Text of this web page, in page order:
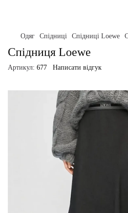
Одяг Спідниці Спідниці Loewe
Спідниця Loewe
Артикул: 677 Написати відгук